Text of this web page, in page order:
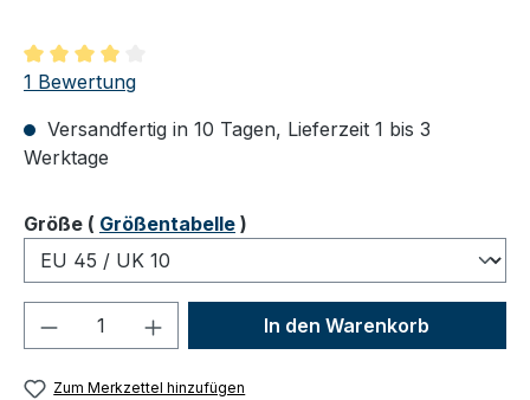
Durchschnittliche Bewertung von 4 von 5 Sternen
1 Bewertung
Versandfertig in 10 Tagen, Lieferzeit 1 bis 3
Werktage
Größeauswählen
( Größentabelle )
Produkt Anzahl: Gib denIn den Warenkorb
Zum Merkzettel hinzufügen